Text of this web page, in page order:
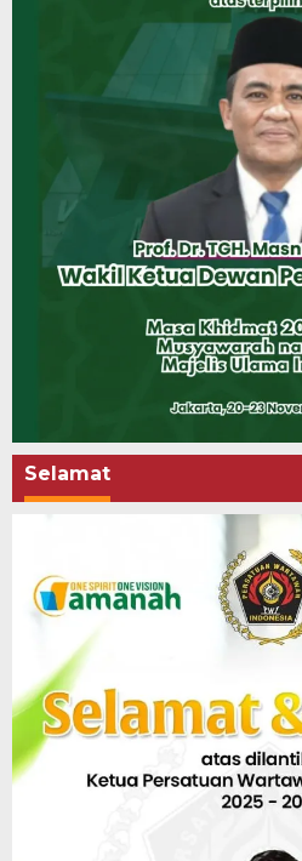
Selamat